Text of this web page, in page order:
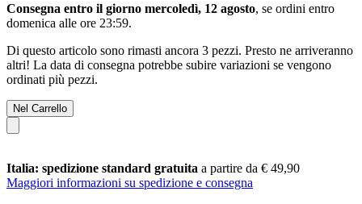
Consegna entro il giorno mercoledì, 12 agosto, se ordini entro
domenica alle ore 23:59.
Di questo articolo sono rimasti ancora 3 pezzi. Presto ne arriveranno
altri! La data di consegna potrebbe subire variazioni se vengono
ordinati più pezzi.
Nel Carrello
Italia: spedizione standard gratuita a partire da € 49,90
Maggiori informazioni su spedizione e consegna